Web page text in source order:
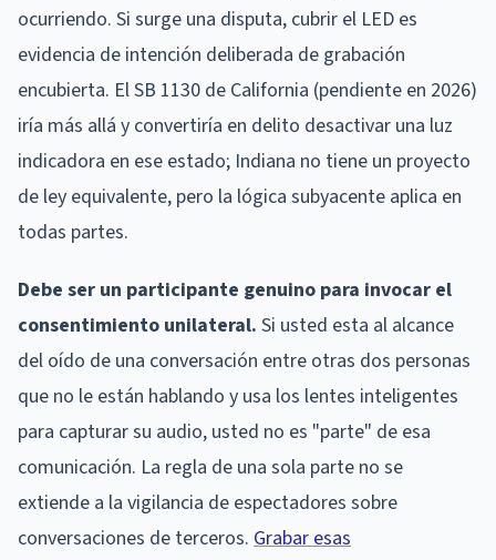
ocurriendo. Si surge una disputa, cubrir el LED es
evidencia de intención deliberada de grabación
encubierta. El SB 1130 de California (pendiente en 2026)
iría más allá y convertiría en delito desactivar una luz
indicadora en ese estado; Indiana no tiene un proyecto
de ley equivalente, pero la lógica subyacente aplica en
todas partes.
Debe ser un participante genuino para invocar el
consentimiento unilateral. Si usted esta al alcance
del oído de una conversación entre otras dos personas
que no le están hablando y usa los lentes inteligentes
para capturar su audio, usted no es "parte" de esa
comunicación. La regla de una sola parte no se
extiende a la vigilancia de espectadores sobre
conversaciones de terceros. Grabar esas